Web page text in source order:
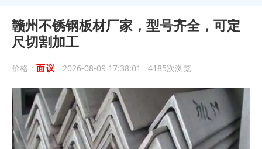
赣州不锈钢板材厂家，型号齐全，可定
尺切割加工
价格： 面议 2026-08-09 17:38:01 4185次浏览